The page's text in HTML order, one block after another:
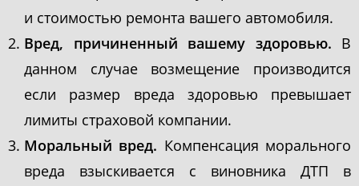
и стоимостью ремонта вашего автомобиля.
Вред, причиненный вашему здоровью. В
данном случае возмещение производится
если размер вреда здоровью превышает
лимиты страховой компании.
Моральный вред. Компенсация морального
вреда взыскивается с виновника ДТП в